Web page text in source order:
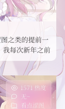
之类的提前一
每次新年之前
1571 热度
无~
看点涩图